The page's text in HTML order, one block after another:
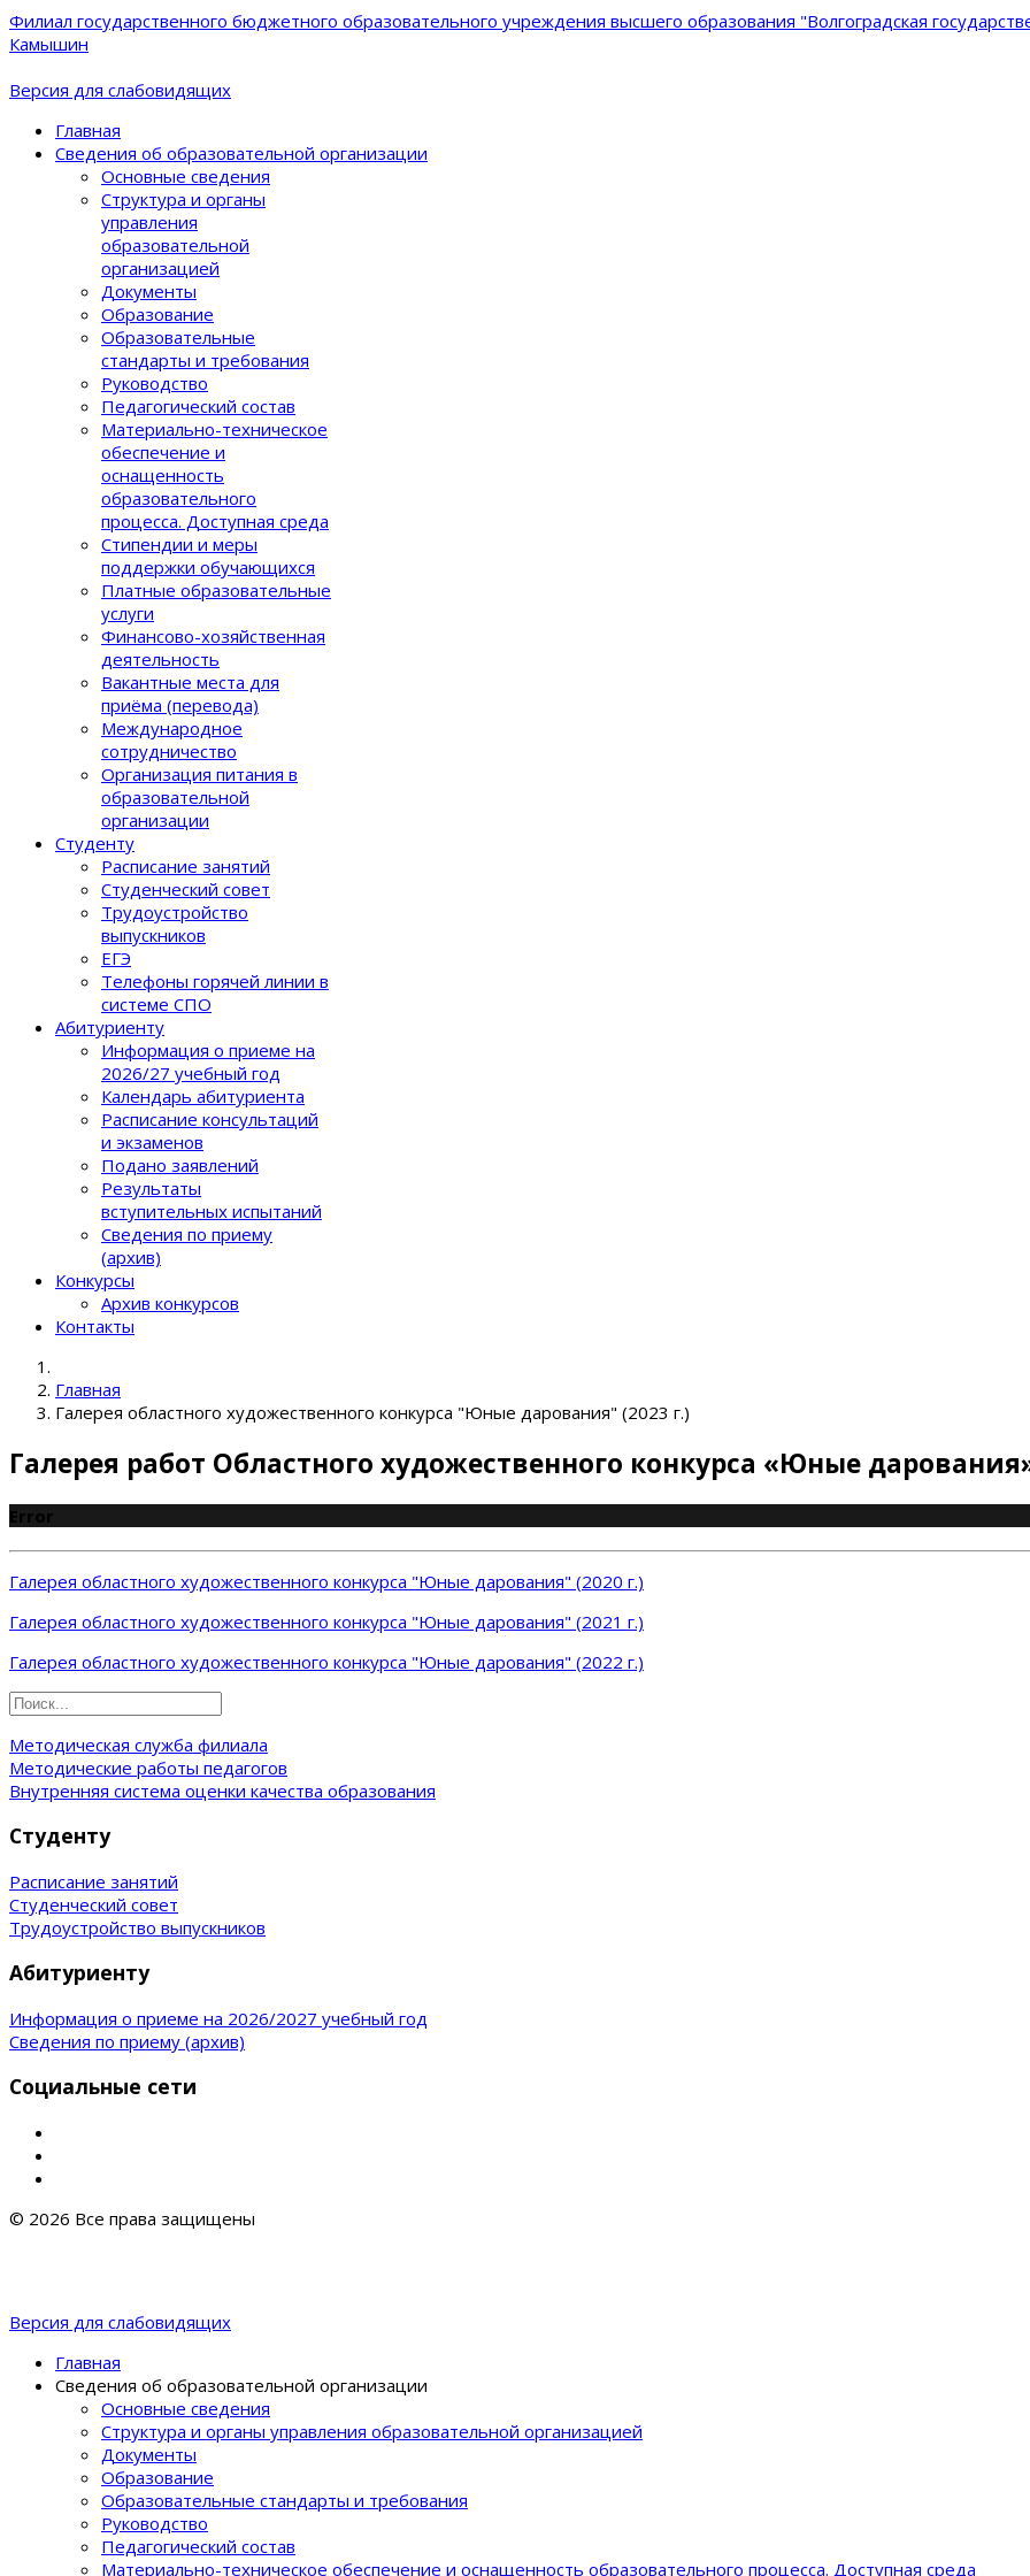
Филиал государственного бюджетного образовательного учреждения высшего образования "Волгоградская
Камышин
Версия для слабовидящих
Главная
Сведения об образовательной организации
Основные сведения
Структура и органы
управления
образовательной
организацией
Документы
Образование
Образовательные
стандарты и требования
Руководство
Педагогический состав
Материально-техническое
обеспечение и
оснащенность
образовательного
процеcса. Доступная среда
Стипендии и меры
поддержки обучающихся
Платные образовательные
услуги
Финансово-хозяйственная
деятельность
Вакантные места для
приёма (перевода)
Международное
сотрудничество
Организация питания в
образовательной
организации
Студенту
Расписание занятий
Студенческий совет
Трудоустройство
выпускников
ЕГЭ
Телефоны горячей линии в
системе СПО
Абитуриенту
Информация о приеме на
2026/27 учебный год
Календарь абитуриента
Расписание консультаций
и экзаменов
Подано заявлений
Результаты
вступительных испытаний
Сведения по приему
(архив)
Конкурсы
Архив конкурсов
Контакты
Главная
Галерея областного художественного конкурса "Юные дарования" (2023 г.)
Галерея работ Областного художественного конкурса «Юные
Error
Галерея областного художественного конкурса "Юные дарования" (2020 г.)
Галерея областного художественного конкурса "Юные дарования" (2021 г.)
Галерея областного художественного конкурса "Юные дарования" (2022 г.)
Методическая служба филиала
Методические работы педагогов
Внутренняя система оценки качества образования
Студенту
Расписание занятий
Студенческий совет
Трудоустройство выпускников
Абитуриенту
Информация о приеме на 2026/2027 учебный год
Сведения по приему (архив)
Социальные сети
© 2026 Все права защищены
Версия для слабовидящих
Главная
Сведения об образовательной организации
Основные сведения
Структура и органы управления образовательной организацией
Документы
Образование
Образовательные стандарты и требования
Руководство
Педагогический состав
Материально-техническое обеспечение и оснащенность образовательного процеcса. Доступная среда